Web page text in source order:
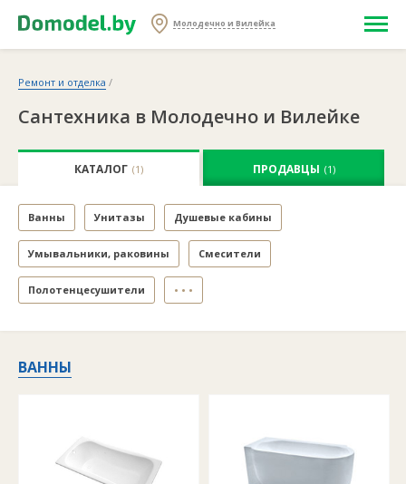
Молодечно и Вилейка
Ремонт и отделка /
Сантехника в Молодечно и Вилейке
КАТАЛОГ (1) ПРОДАВЦЫ (1)
Ванны Унитазы Душевые кабины
Умывальники, раковины Смесители
Полотенцесушители • • •
ВАННЫ